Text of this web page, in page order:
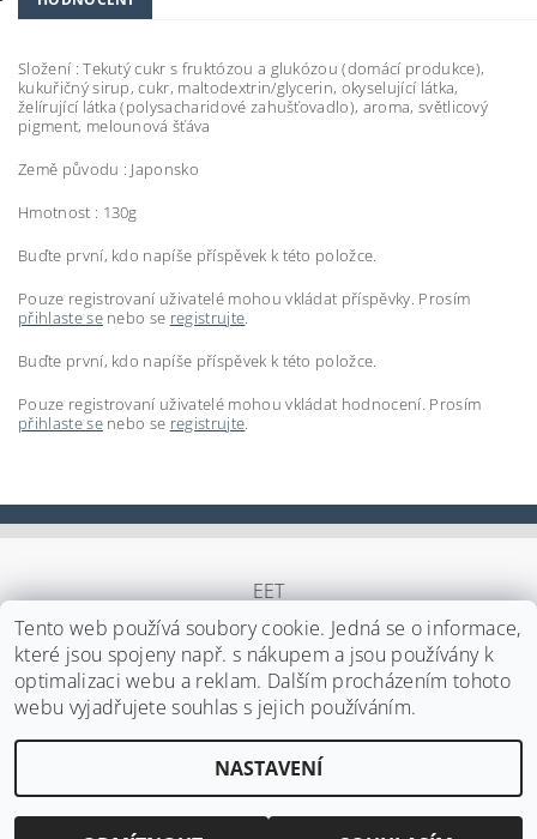
Složení :Tekutý cukr s fruktózou a glukózou (domácí produkce),
kukuřičný sirup, cukr, maltodextrin/glycerin, okyselující látka,
želírující látka (polysacharidové zahušťovadlo), aroma, světlicový
pigment, melounová šťáva
Země původu : Japonsko
Hmotnost : 130g
Buďte první, kdo napíše příspěvek k této položce.
Pouze registrovaní uživatelé mohou vkládat příspěvky. Prosím
přihlaste senebo se registrujte.
Buďte první, kdo napíše příspěvek k této položce.
Pouze registrovaní uživatelé mohou vkládat hodnocení. Prosím
přihlaste senebo se registrujte.
EET
2026 ©Japa Foods s.r.o. , všechna práva vyhrazenaUpravit nastavení cookies
Vytvořil Shoptet
Tento web používá soubory cookie. Jedná se o informace,
které jsou spojeny např. s nákupem a jsou používány k
optimalizaci webu a reklam. Dalším procházením tohoto
webu vyjadřujete souhlas s jejich používáním.
NASTAVENÍ